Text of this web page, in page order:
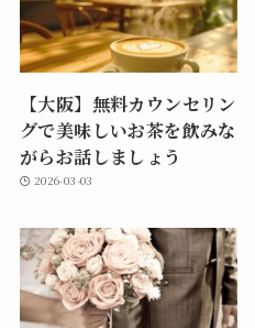
【大阪】無料カウンセリン
グで美味しいお茶を飲みな
がらお話しましょう
2026-03-03